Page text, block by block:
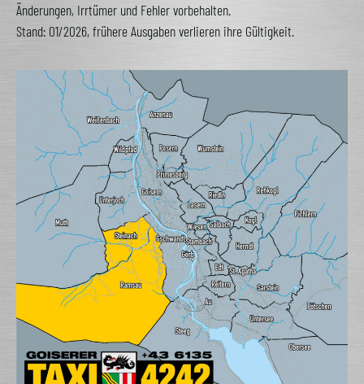
Änderungen, Irrtümer und Fehler vorbehalten.
Stand: 01/2026, frühere Ausgaben verlieren ihre Gültigkeit.